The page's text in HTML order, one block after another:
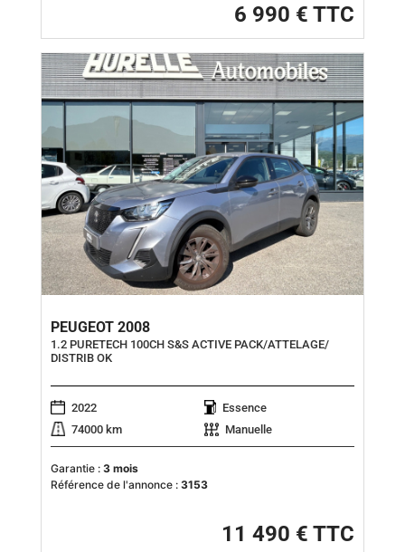
6 990 € TTC
PEUGEOT 2008
1.2 PURETECH 100CH S&S ACTIVE PACK/ATTELAGE/
DISTRIB OK
2022
Essence
74000 km
Manuelle
Garantie : 3 mois
Référence de l'annonce : 3153
11 490 € TTC